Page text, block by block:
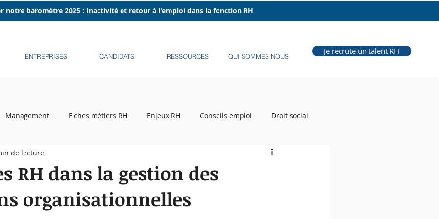
notre baromètre 2025 : Inactivité et retour à l'emploi dans la fonction RH
ENTREPRISES CANDIDATS RESSOURCES QUI SOMMES NOUS
Je recrute un talent RH
Management Fiches métiers RH Enjeux RH Conseils emploi Droit social
Auteur RH
RH dans la gestion des
organisationnelles
de lecture